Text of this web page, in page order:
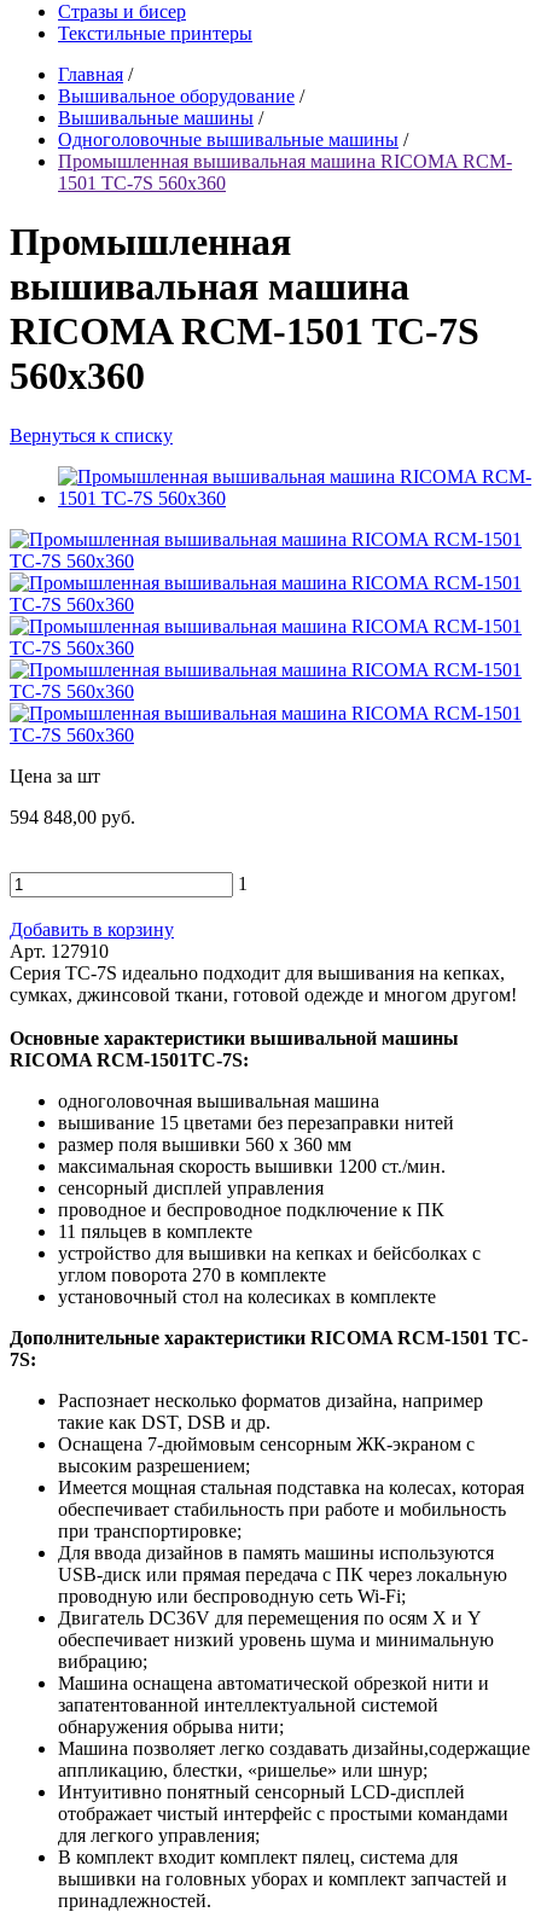
Стразы и бисер
Текстильные принтеры
Главная /
Вышивальное оборудование /
Вышивальные машины /
Одноголовочные вышивальные машины /
Промышленная вышивальная машина RICOMA RCM-
1501 TC-7S 560х360
Промышленная
вышивальная машина
RICOMA RCM-1501 TC-7S
560х360
Вернуться к списку
Цена за шт
594 848,00 руб.
1
Добавить в корзину
Арт. 127910
Серия TC-7S идеально подходит для вышивания на кепках,
сумках, джинсовой ткани, готовой одежде и многом другом!
Основные характеристики вышивальной машины
RICOMA RCM-1501TC-7S:
одноголовочная вышивальная машина
вышивание 15 цветами без перезаправки нитей
размер поля вышивки 560 х 360 мм
максимальная скорость вышивки 1200 ст./мин.
сенсорный дисплей управления
проводное и беспроводное подключение к ПК
11 пяльцев в комплекте
устройство для вышивки на кепках и бейсболках с
углом поворота 270 в комплекте
установочный стол на колесиках в комплекте
Дополнительные характеристики RICOMA RCM-1501 TC-
7S:
Распознает несколько форматов дизайна, например
такие как DST, DSB и др.
Оснащена 7-дюймовым сенсорным ЖК-экраном с
высоким разрешением;
Имеется мощная стальная подставка на колесах, которая
обеспечивает стабильность при работе и мобильность
при транспортировке;
Для ввода дизайнов в память машины используются
USB-диск или прямая передача с ПК через локальную
проводную или беспроводную сеть Wi-Fi;
Двигатель DC36V для перемещения по осям X и Y
обеспечивает низкий уровень шума и минимальную
вибрацию;
Машина оснащена автоматической обрезкой нити и
запатентованной интеллектуальной системой
обнаружения обрыва нити;
Машина позволяет легко создавать дизайны,содержащие
аппликацию, блестки, «ришелье» или шнур;
Интуитивно понятный сенсорный LCD-дисплей
отображает чистый интерфейс с простыми командами
для легкого управления;
В комплект входит комплект пялец, система для
вышивки на головных уборах и комплект запчастей и
принадлежностей.